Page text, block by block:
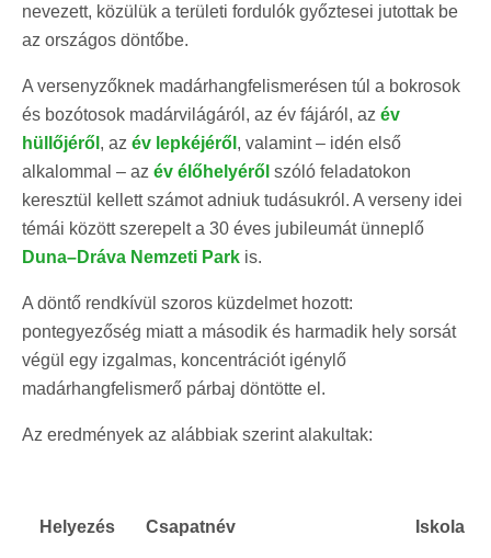
nevezett, közülük a területi fordulók győztesei jutottak be
az országos döntőbe.
A versenyzőknek madárhangfelismerésen túl a bokrosok
és bozótosok madárvilágáról, az év fájáról, az év
hüllőjéről , az év lepkéjéről , valamint – idén első
alkalommal – az év élőhelyéről szóló feladatokon
keresztül kellett számot adniuk tudásukról. A verseny idei
témái között szerepelt a 30 éves jubileumát ünneplő
Duna–Dráva Nemzeti Park is.
A döntő rendkívül szoros küzdelmet hozott:
pontegyezőség miatt a második és harmadik hely sorsát
végül egy izgalmas, koncentrációt igénylő
madárhangfelismerő párbaj döntötte el.
Az eredmények az alábbiak szerint alakultak:
Helyezés Csapatnév Iskola